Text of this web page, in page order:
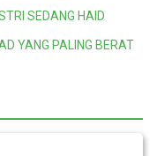
SEDANG HAID
YANG PALING BERAT